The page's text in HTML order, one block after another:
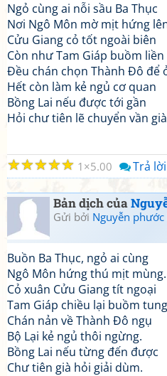
Ngỏ cùng ai nỗi sầu Ba Thục
Nơi Ngô Môn mờ mịt hứng
Cửu Giang cỏ tốt ngoài biên
Còn như Tam Giáp buồm
Đều chán chọn Thành Đô để
Hết còn làm kẻ ngủ cơ quan
Bồng Lai nếu được tới gần
Hỏi chư tiên lẽ chuyển vần
☆
☆
☆
☆
☆ 1 5.00 Trả lời
Bản dịch của
Gửi bởi Nguyễn phước
Buồn Ba Thục, ngỏ ai cùng
Ngô Môn hứng thú mịt mùng.
Cỏ xuân Cửu Giang tít ngoại
Tam Giáp chiều lại buồm tung
Chán nản về Thành Đô ngụ
Bộ Lại kẻ ngủ thôi ngừng.
Bồng Lai nếu từng đến được
Chư tiên già hỏi giải dùm.